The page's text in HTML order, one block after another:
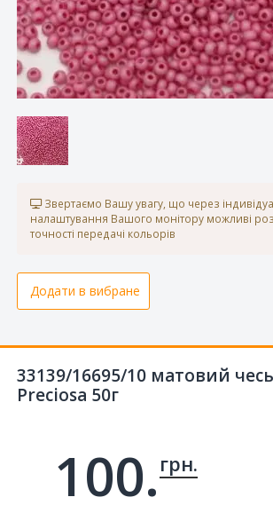
Звертаємо Вашу увагу, що через
налаштування Вашого монітору можливі
точності передачі кольорів
Додати в вибране
33139/16695/10 матовий
Preciosa 50г
100. грн.